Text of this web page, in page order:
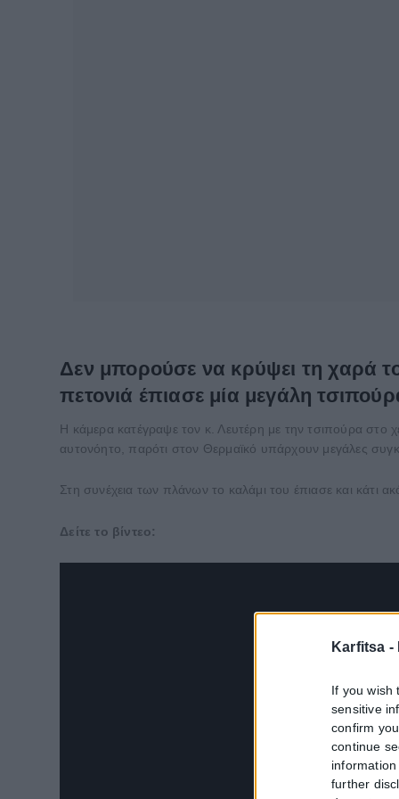
Karfitsa -
If you wish
sensitive
confirm
continue
further
Δεν μπορούσε να κρύψει τη χαρά
πετονιά έπιασε μία μεγάλη
Η κάμερα κατέγραψε τον κ. Λευτέρη με την τσιπούρα στο
αυτονόητο, παρότι στον Θερμαϊκό υπάρχουν μεγάλες
Στη συνέχεια των πλάνων το καλάμι του έπιασε και κάτι
Δείτε το βίντεο: